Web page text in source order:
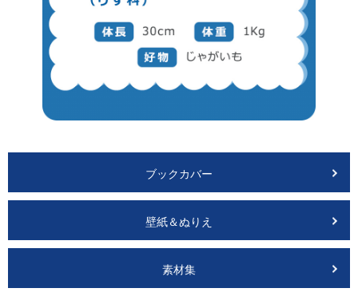
ブックカバー
壁紙＆ぬりえ
素材集